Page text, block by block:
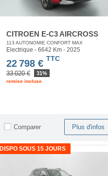
CITROEN E-C3 AIRCROSS
113 AUTONOMIE CONFORT MAX
Electrique - 6642 Km- 2025
22 798 € TTC
33 020 € 31%
remise incluse
Comparer Plus d'infos
DISPO SOUS 15 JOURS